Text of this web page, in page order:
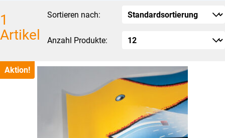
1
Artikel
Sortieren nach:
Anzahl Produkte:
Aktion!